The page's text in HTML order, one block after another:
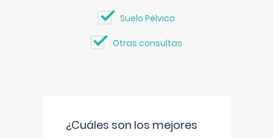
Suelo Pélvico
Otras consultas
¿Cuáles son los mejores